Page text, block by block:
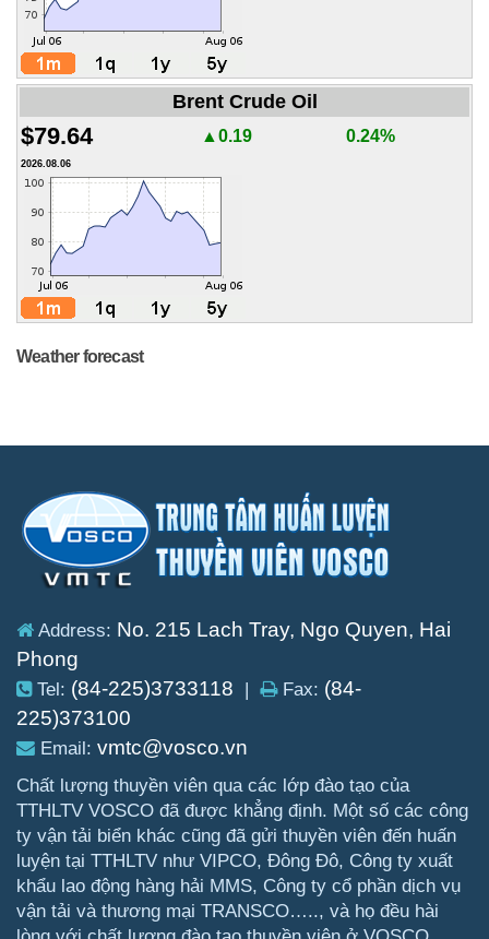
Brent Crude Oil
$79.64 ▲0.19 0.24%
2026.08.06
Weather forecast
Address: No. 215 Lach Tray, Ngo Quyen, Hai
Phong
Tel: (84-225)3733118 Fax: (84-
225)373100
Email: vmtc@vosco.vn
Chất lượng thuyền viên qua các lớp đào tạo của
TTHLTV VOSCO đã được khẳng định. Một số các công
ty vận tải biển khác cũng đã gửi thuyền viên đến huấn
luyện tại TTHLTV như VIPCO, Đông Đô, Công ty xuất
khẩu lao động hàng hải MMS, Công ty cổ phần dịch vụ
vận tải và thương mại TRANSCO….., và họ đều hài